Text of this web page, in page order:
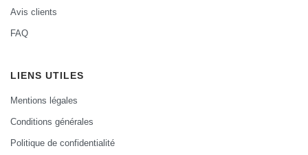
Avis clients
FAQ
LIENS UTILES
Mentions légales
Conditions générales
Politique de confidentialité